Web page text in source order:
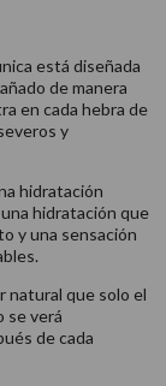
está diseñada
de manera
en cada hebra de
y
hidratación
hidratación que
y una sensación
natural que solo el
se verá
de cada